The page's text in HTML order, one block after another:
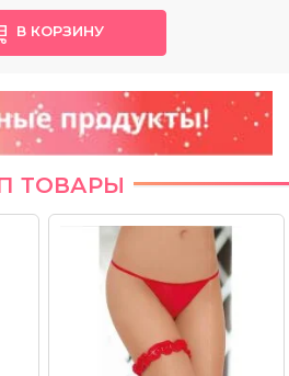
В КОРЗИНУ
ТОВАРЫ